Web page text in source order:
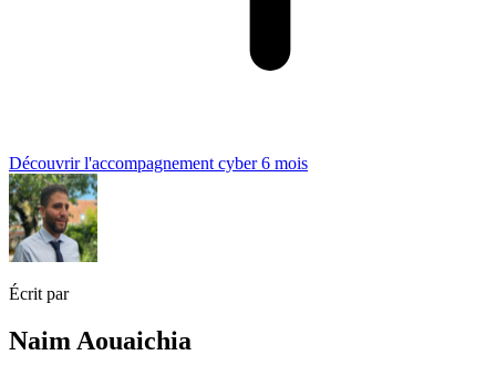
Découvrir l'accompagnement cyber 6 mois
Écrit par
Naim Aouaichia